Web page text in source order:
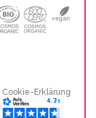
Cookie-Erklärung